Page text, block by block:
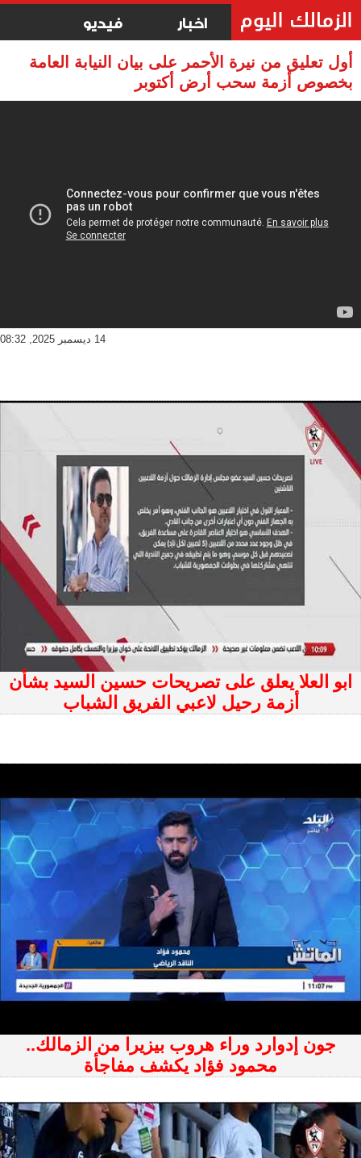
اخبار فيديو
أول تعليق من نيرة الأحمر على بيان النيابة العامة
بخصوص أزمة سحب أرض أكتوبر
14 ديسمبر 2025, 08:32
ابو العلا يعلق على تصريحات حسين السيد بشأن
أزمة رحيل لاعبي الفريق الشباب
جون إدوارد وراء هروب بيزيرا من الزمالك..
محمود فؤاد يكشف مفاجأة